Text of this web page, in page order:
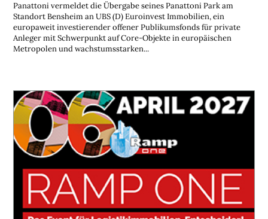
Panattoni vermeldet die Übergabe seines Panattoni Park am
Standort Bensheim an UBS (D) Euroinvest Immobilien, ein
europaweit investierender offener Publikumsfonds für private
Anleger mit Schwerpunkt auf Core-Objekte in europäischen
Metropolen und wachstumsstarken...